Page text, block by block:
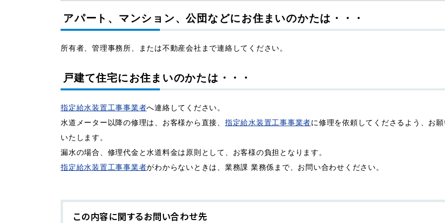
アパート、マンション、公団などにお住まいのかたは・・・
所有者、管理事務所、または不動産会社まで連絡してください。
戸建て住宅にお住まいのかたは・・・
指定給水装置工事事業者へ連絡してください。
水道メーター以降の修理は、お客様から直接、 指定給水装置工事事業者に修理を依頼してくださるよう、お願
いたします。
漏水の場合、修理代金と水道料金は原則として、お客様の負担となります。
指定給水装置工事事業者がわからないときは、業務課 業務係まで、お問い合わせください。
この内容に関するお問い合わせ先